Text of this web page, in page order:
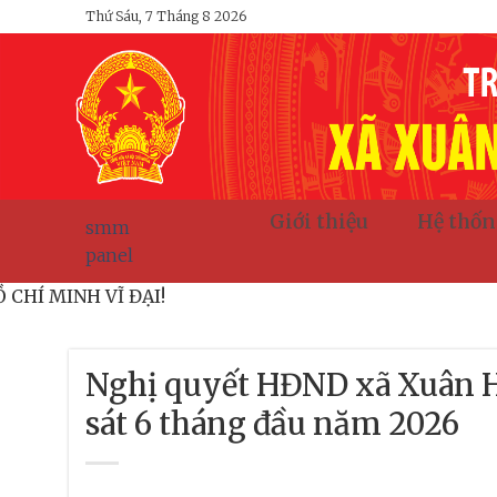
qua
Thứ Sáu, 7 Tháng 8 2026
smm
panel
Giới thiệu Hệ
HỒ CHÍ MINH VĨ ĐẠI!
Nghị quyết HĐND xã Xuân
sát 6 tháng đầu năm 2026